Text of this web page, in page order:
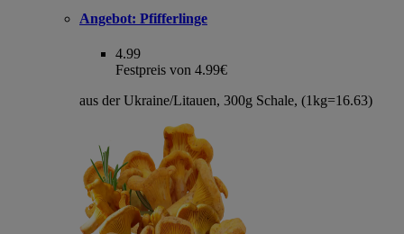
Angebot: Pfifferlinge
4.99
Festpreis von 4.99€
aus der Ukraine/Litauen, 300g Schale, (1kg=16.63)